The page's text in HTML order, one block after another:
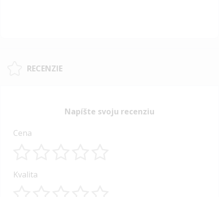
RECENZIE
Napíšte svoju recenziu
Cena
star
stars
stars
stars
stars
Kvalita